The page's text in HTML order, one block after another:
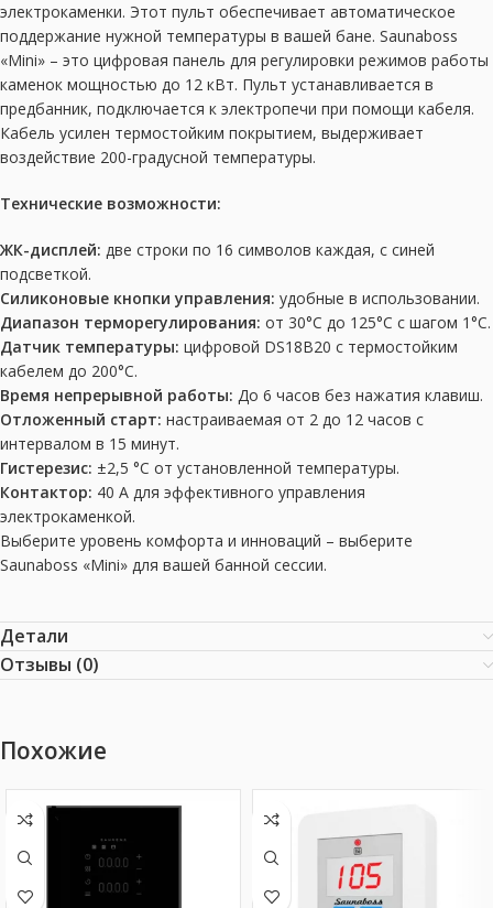
электрокаменки. Этот пульт обеспечивает автоматическое
поддержание нужной температуры в вашей бане. Saunaboss
«Mini» – это цифровая панель для регулировки режимов работы
каменок мощностью до 12 кВт. Пульт устанавливается в
предбанник, подключается к электропечи при помощи кабеля.
Кабель усилен термостойким покрытием, выдерживает
воздействие 200-градусной температуры.
Технические возможности:
ЖК-дисплей: две строки по 16 символов каждая, с синей
подсветкой.
Силиконовые кнопки управления: удобные в использовании.
Диапазон терморегулирования: от 30°C до 125°C с шагом 1°C.
Датчик температуры: цифровой DS18B20 с термостойким
кабелем до 200°C.
Время непрерывной работы: До 6 часов без нажатия клавиш.
Отложенный старт: настраиваемая от 2 до 12 часов с
интервалом в 15 минут.
Гистерезис: ±2,5 °C от установленной температуры.
Контактор: 40 А для эффективного управления
электрокаменкой.
Выберите уровень комфорта и инноваций – выберите
Saunaboss «Mini» для вашей банной сессии.
Детали
Отзывы (0)
Похожие